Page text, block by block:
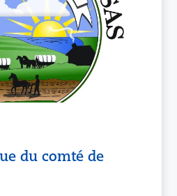
du comté de